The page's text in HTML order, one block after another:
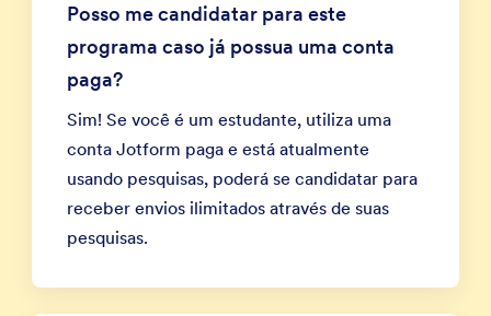
Posso me candidatar para este
programa caso já possua uma conta
paga?
Sim! Se você é um estudante, utiliza uma
conta Jotform paga e está atualmente
usando pesquisas, poderá se candidatar para
receber envios ilimitados através de suas
pesquisas.